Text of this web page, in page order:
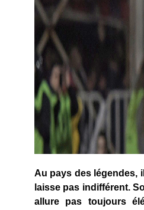
Au pays des légendes,
laisse pas indifférent.
allure pas toujours